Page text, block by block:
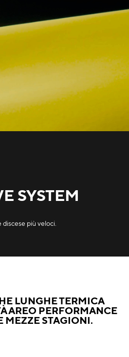
SYSTEM
più veloci.
LUNGHE TERMICA
AREO PERFORMANCE
MEZZE STAGIONI.